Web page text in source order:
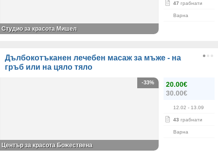
47 грабнати
Варна
Студио за красота Мишел
Дълбокотъканен лечебен масаж за мъже - на
гръб или на цяло тяло
20.00€
30.00€
12.02 - 13.09
43 грабнати
Варна
-33%
Център за красота Божествена